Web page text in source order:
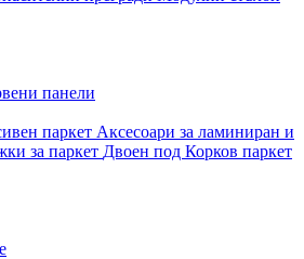
панели
паркет Аксесоари за ламиниран и
за паркет Двоен под Корков паркет